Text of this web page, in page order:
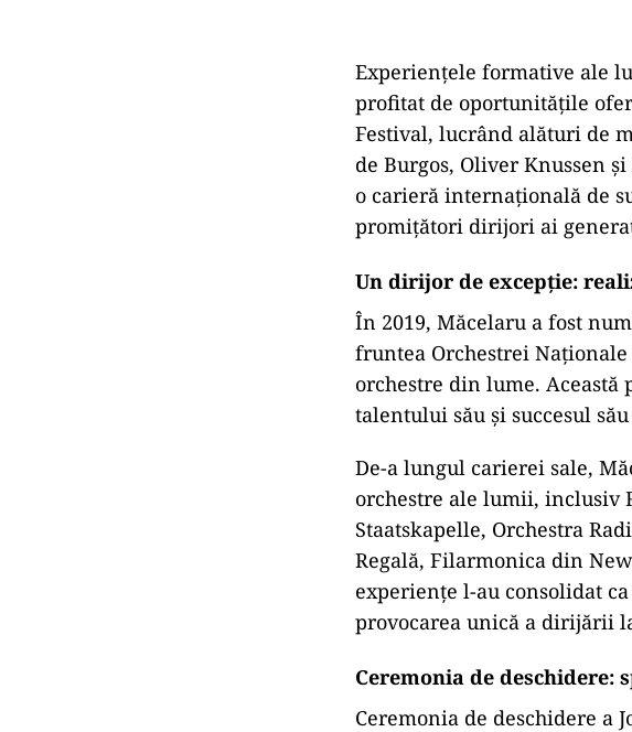
Experiențele formative ale
profitat de oportunitățile
Festival, lucrând alături de
de Burgos, Oliver Knussen
o carieră internațională de
promițători dirijori ai
Un dirijor de excepție:
În 2019, Măcelaru a fost
fruntea Orchestrei
orchestre din lume.
talentului său și succesul
De-a lungul carierei sale,
orchestre ale lumii, inclusiv
Staatskapelle, Orchestra
Regală, Filarmonica din
experiențe l-au consolidat
provocarea unică a dirijării
Ceremonia de deschidere:
Ceremonia de deschidere a